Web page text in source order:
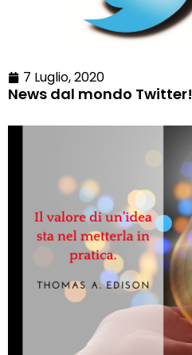
7 Luglio, 2020
News dal mondo Twitter!